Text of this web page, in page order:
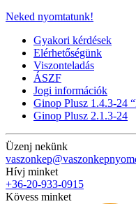
Neked nyomtatunk!
Gyakori kérdések
Elérhetőségünk
Viszonteladás
ÁSZF
Jogi információk
Ginop Plusz 1.4.3-24
Ginop Plusz 2.1.3-24
Üzenj nekünk
Hívj minket
+36-20-933-0915
Kövess minket